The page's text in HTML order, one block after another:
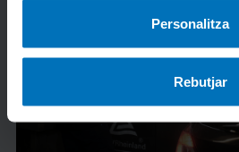
Personalitza
Rebutjar